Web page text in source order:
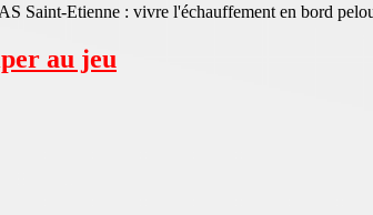
Saint-Etienne : vivre l'échauffement en bord
au jeu